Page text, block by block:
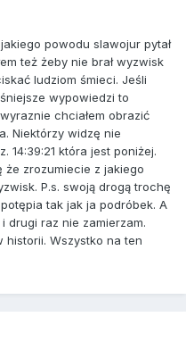
powodu slawojur pytał
też żeby nie brał wyzwisk
ludziom śmieci. Jeśli
wypowiedzi to
chciałem obrazić
Niektórzy widzę nie
14:39:21 która jest poniżej.
że zrozumiecie z jakiego
P.s. swoją drogą trochę
tak jak ja podróbek. A
drugi raz nie zamierzam.
historii. Wszystko na ten